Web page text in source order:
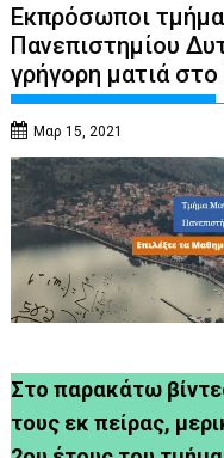
Εκπρόσωποι
Πανεπιστημίου
γρήγορη ματιά
Μαρ 15, 2021
Στο παρακάτω
τους εκ πείρας,